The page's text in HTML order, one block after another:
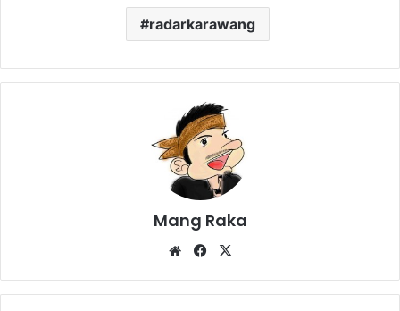
radarkarawang
Mang Raka
WebsiteFacebook